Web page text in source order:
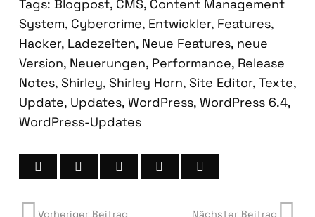
Tags: Blogpost, CMS, Content Management
System, Cybercrime, Entwickler, Features,
Hacker, Ladezeiten, Neue Features, neue
Version, Neuerungen, Performance, Release
Notes, Shirley, Shirley Horn, Site Editor, Texte,
Update, Updates, WordPress, WordPress 6.4,
WordPress-Updates
Vorheriger Beitrag Nächster Beitrag